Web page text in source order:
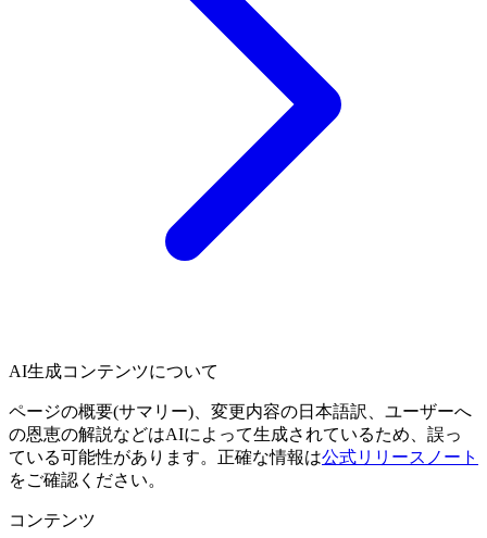
AI生成コンテンツについて
ページの概要(サマリー)、変更内容の日本語訳、ユーザーへ
の恩恵の解説などはAIによって生成されているため、誤っ
ている可能性があります。正確な情報は公式リリースノート
をご確認ください。
コンテンツ